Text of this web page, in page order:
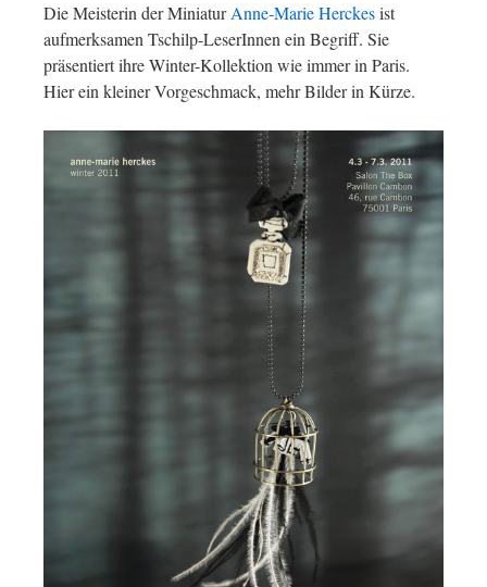
Die Meisterin der MiniaturAnne-Marie Herckesist
aufmerksamen Tschilp-LeserInnen ein Begriff. Sie
präsentiert ihre Winter-Kollektion wie immer in Paris.
Hier ein kleiner Vorgeschmack, mehr Bilder in Kürze.